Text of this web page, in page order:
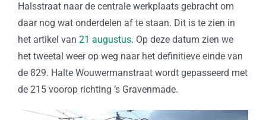
Halsstraat naar de centrale werkplaats gebracht om
daar nog wat onderdelen af te staan. Dit is te zien in
het artikel van 21 augustus. Op deze datum zien we
het tweetal weer op weg naar het definitieve einde van
de 829. Halte Wouwermanstraat wordt gepasseerd met
de 215 voorop richting ’s Gravenmade.